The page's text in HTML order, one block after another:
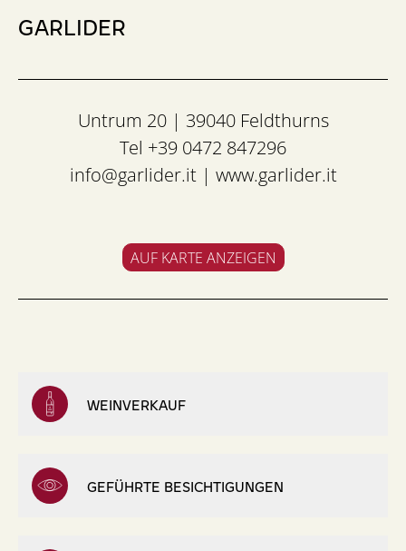
GARLIDER
Untrum 20 | 39040 Feldthurns
Tel +39 0472 847296
info@garlider.it| www.garlider.it
AUF KARTE ANZEIGEN
WEINVERKAUF
GEFÜHRTE BESICHTIGUNGEN